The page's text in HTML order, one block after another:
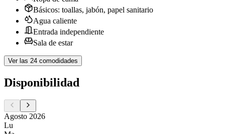
Básicos: toallas, jabón, papel sanitario
Agua caliente
Entrada independiente
Sala de estar
Ver las 24 comodidades
Disponibilidad
Agosto 2026
Lu